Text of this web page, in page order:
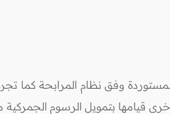
وفق نظام المرابحة كما
قيامها بتمويل الرسوم الجمركية